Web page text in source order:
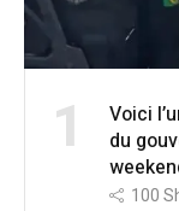
1
Voici
du
100